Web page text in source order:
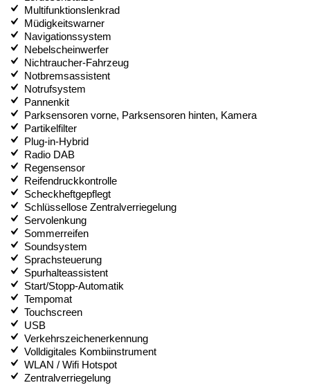
Multifunktionslenkrad
Müdigkeitswarner
Navigationssystem
Nebelscheinwerfer
Nichtraucher-Fahrzeug
Notbremsassistent
Notrufsystem
Pannenkit
Parksensoren vorne, Parksensoren hinten, Kamera
Partikelfilter
Plug-in-Hybrid
Radio DAB
Regensensor
Reifendruckkontrolle
Scheckheftgepflegt
Schlüssellose Zentralverriegelung
Servolenkung
Sommerreifen
Soundsystem
Sprachsteuerung
Spurhalteassistent
Start/Stopp-Automatik
Tempomat
Touchscreen
USB
Verkehrszeichenerkennung
Volldigitales Kombiinstrument
WLAN / Wifi Hotspot
Zentralverriegelung